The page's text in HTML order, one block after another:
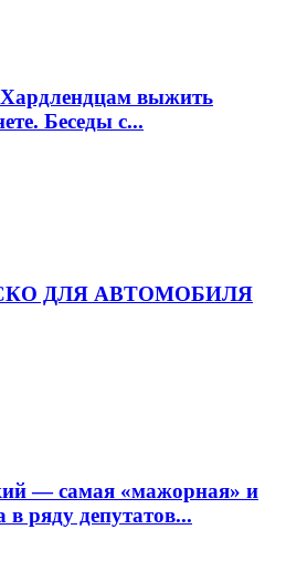
выжить
Беседы с...
ДЛЯ АВТОМОБИЛЯ
— самая «мажорная» и
ряду депутатов...